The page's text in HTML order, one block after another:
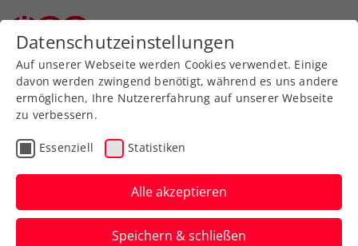
College-Tennis
Datenschutzeinstellungen
Auf unserer Webseite werden Cookies verwendet. Einige
davon werden zwingend benötigt, während es uns andere
ermöglichen, Ihre Nutzererfahrung auf unserer Webseite
zu verbessern.
Essenziell Statistiken
Alle akzeptieren
Speichern & schließen